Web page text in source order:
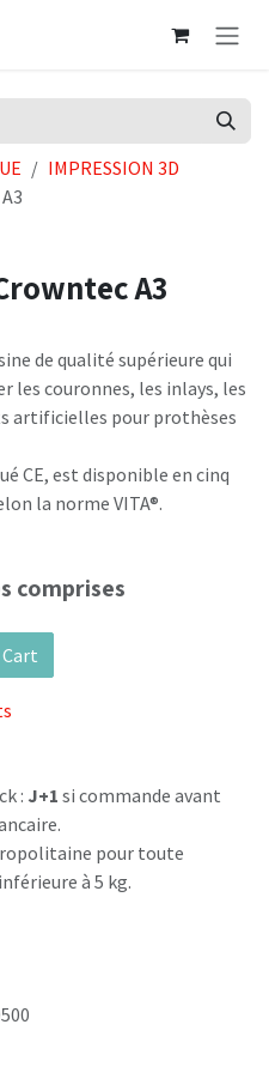
IMPRESSION 3D
A3
de qualité supérieure qui
les couronnes, les inlays, les
artificielles pour prothèses
CE, est disponible en cinq
la norme VITA®.
comprises
: J+1 si commande avant
pour toute
à 5 kg.